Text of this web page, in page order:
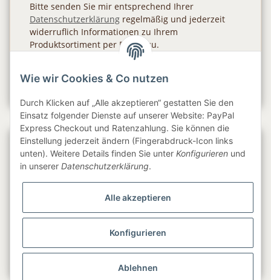
Bitte senden Sie mir entsprechend Ihrer
Datenschutzerklärung regelmäßig und jederzeit
widerruflich Informationen zu Ihrem
Produktsortiment per E-Mail zu.
Gesetzliche Informationen
Wie wir Cookies & Co nutzen
Durch Klicken auf „Alle akzeptieren“ gestatten Sie den
Einsatz folgender Dienste auf unserer Website: PayPal
Express Checkout und Ratenzahlung. Sie können die
Einstellung jederzeit ändern (Fingerabdruck-Icon links
unten). Weitere Details finden Sie unter Konfigurieren und
in unserer Datenschutzerklärung.
Alle akzeptieren
Konfigurieren
Ablehnen